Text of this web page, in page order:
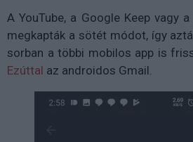
A YouTube, a Google Keep vagy
megkapták a sötét módot, így
sorban a többi mobilos app is
Ezúttal az androidos Gmail.